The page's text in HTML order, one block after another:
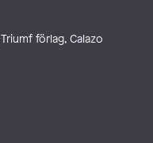
förlag, Calazo